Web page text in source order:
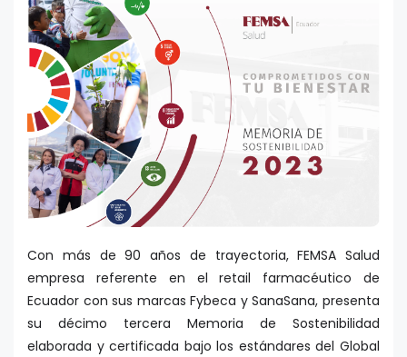
Con más de 90 años de trayectoria, FEMSA Salud
empresa referente en el retail farmacéutico de
Ecuador con sus marcas Fybeca y SanaSana, presenta
su décimo tercera Memoria de Sostenibilidad
elaborada y certificada bajo los estándares del Global